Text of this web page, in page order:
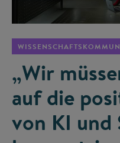
„Wir
auf die
von KI